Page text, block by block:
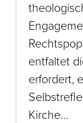
entfaltet
erfordert,
Kirche…